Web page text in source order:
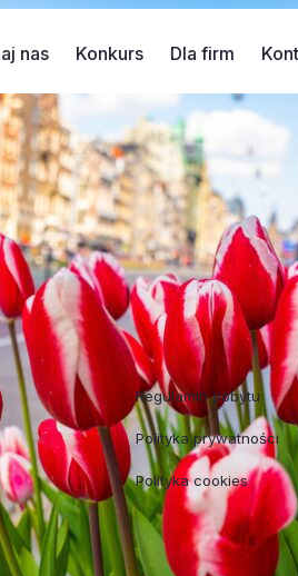
nas Konkurs Dla firm
warto być?
pewno wróci…
Co będzie się
atrakcyjnych wydarzeń
Regulaminy
Regulamin pobytu
Polityka prywatności
Polityka cookies